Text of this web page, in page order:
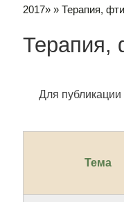
2017» » Терапия,
Терапия,
Для
Тема